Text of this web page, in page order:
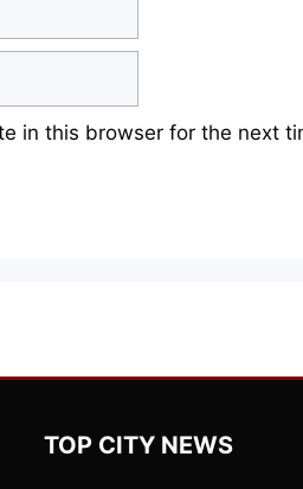
in this browser for the next
TOP CITY NEWS